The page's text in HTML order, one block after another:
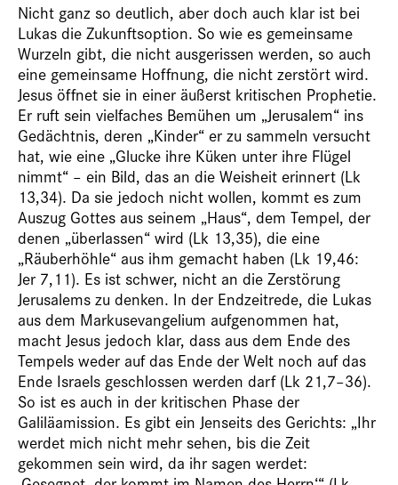
Nicht ganz so deutlich, aber doch auch klar ist bei
Lukas die Zukunftsoption. So wie es gemeinsame
Wurzeln gibt, die nicht ausgerissen werden, so auch
eine gemeinsame Hoffnung, die nicht zerstört wird.
Jesus öffnet sie in einer äußerst kritischen Prophetie.
Er ruft sein vielfaches Bemühen um „Jerusalem“ ins
Gedächtnis, deren „Kinder“ er zu sammeln versucht
hat, wie eine „Glucke ihre Küken unter ihre Flügel
nimmt“ – ein Bild, das an die Weisheit erinnert (Lk
13,34). Da sie jedoch nicht wollen, kommt es zum
Auszug Gottes aus seinem „Haus“, dem Tempel, der
denen „überlassen“ wird (Lk 13,35), die eine
„Räuberhöhle“ aus ihm gemacht haben (Lk 19,46:
Jer 7,11). Es ist schwer, nicht an die Zerstörung
Jerusalems zu denken. In der Endzeitrede, die Lukas
aus dem Markusevangelium aufgenommen hat,
macht Jesus jedoch klar, dass aus dem Ende des
Tempels weder auf das Ende der Welt noch auf das
Ende Israels geschlossen werden darf (Lk 21,7–36).
So ist es auch in der kritischen Phase der
Galiläamission. Es gibt ein Jenseits des Gerichts: „Ihr
werdet mich nicht mehr sehen, bis die Zeit
gekommen sein wird, da ihr sagen werdet: